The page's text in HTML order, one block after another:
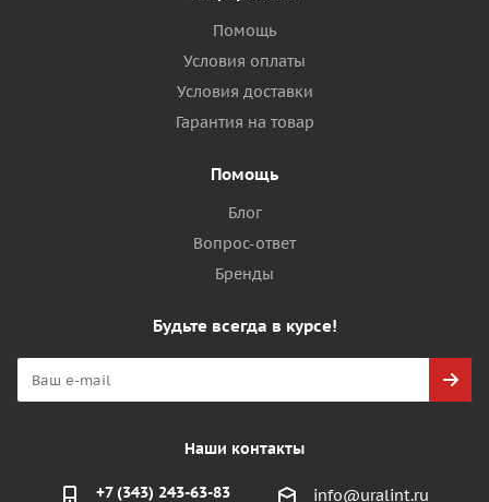
Помощь
Условия оплаты
Условия доставки
Гарантия на товар
Помощь
Блог
Вопрос-ответ
Бренды
Будьте всегда в курсе!
Наши контакты
+7 (343) 243-63-83 info@uralint.ru